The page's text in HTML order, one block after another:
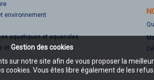
Gestion des cookies
sur notre site afin de vous proposer la
cookies. Vous êtes libre également de les
environnement
aquatiques et aquacoles
et de la terre